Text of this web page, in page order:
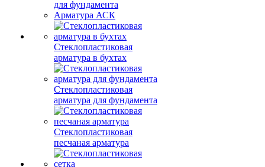
для фундамента
Арматура АСК
Стеклопластиковая
арматура в бухтах
Стеклопластиковая
арматура для фундамента
Стеклопластиковая
песчаная арматура